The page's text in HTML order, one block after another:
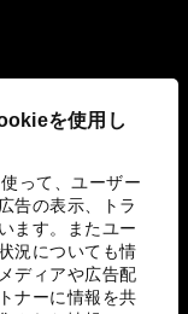
を使用し
って、ユーザー
告の表示、トラ
ます。またユー
況についても情
ディアや広告配
ナーに情報を共